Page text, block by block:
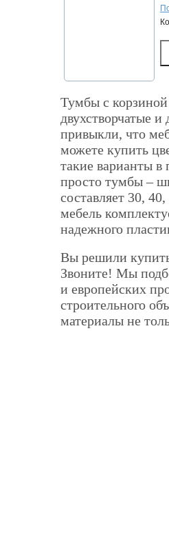
Тумбы с
двухстворчатые
привыкли, что
можете купить
такие варианты в
просто тумбы –
составляет 30,
мебель
надежного
Вы решили
Звоните! Мы
и европейских
строительного
материалы не